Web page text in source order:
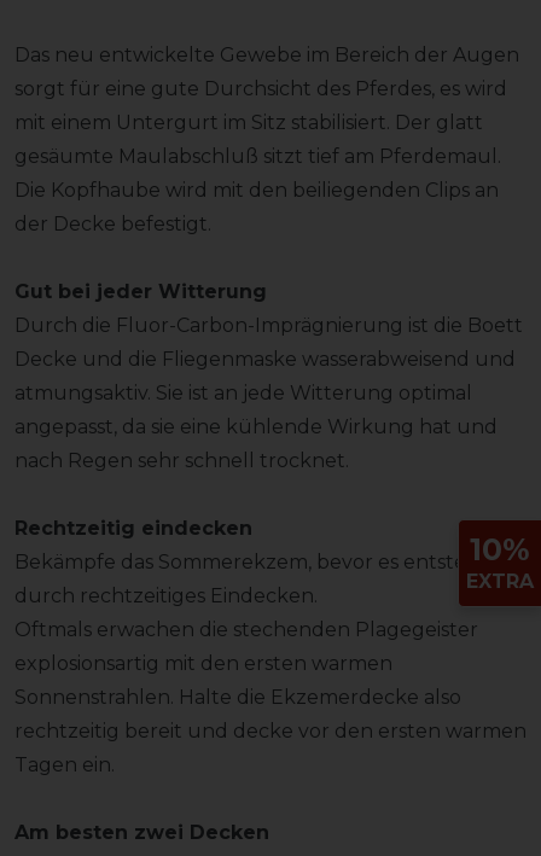
Das neu entwickelte Gewebe im Bereich der Augen
sorgt für eine gute Durchsicht des Pferdes, es wird
mit einem Untergurt im Sitz stabilisiert. Der glatt
gesäumte Maulabschluß sitzt tief am Pferdemaul.
Die Kopfhaube wird mit den beiliegenden Clips an
der Decke befestigt.
Gut bei jeder Witterung
Durch die Fluor-Carbon-Imprägnierung ist die Boett
Decke und die Fliegenmaske wasserabweisend und
atmungsaktiv. Sie ist an jede Witterung optimal
angepasst, da sie eine kühlende Wirkung hat und
nach Regen sehr schnell trocknet.
Rechtzeitig eindecken
Bekämpfe das Sommerekzem, bevor es entsteht -
durch rechtzeitiges Eindecken.
Oftmals erwachen die stechenden Plagegeister
explosionsartig mit den ersten warmen
Sonnenstrahlen. Halte die Ekzemerdecke also
rechtzeitig bereit und decke vor den ersten warmen
Tagen ein.
Am besten zwei Decken
10%
EXTRA